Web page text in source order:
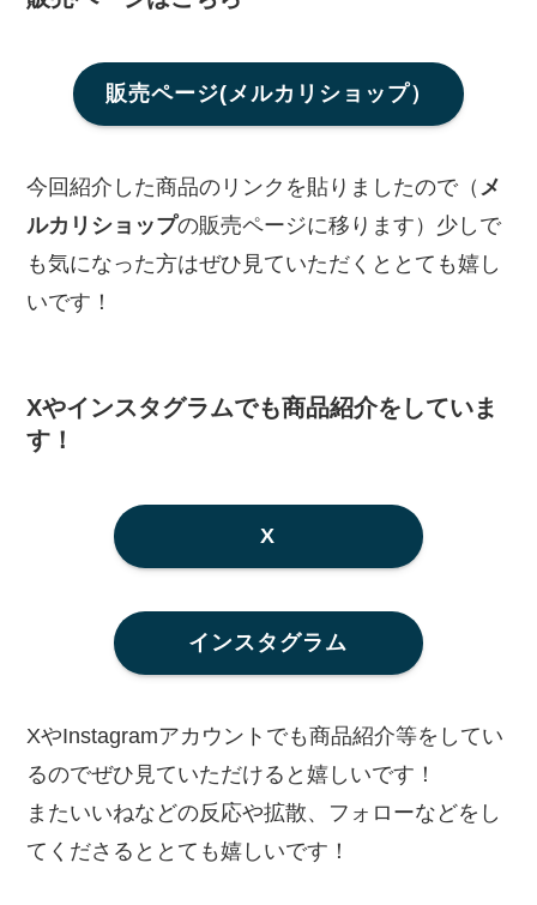
販売ページ(メルカリショップ）
今回紹介した商品のリンクを貼りましたので（ メ
ルカリショップの販売ページに移ります）少しで
も気になった方はぜひ見ていただくととても嬉し
いです！
Xやインスタグラムでも商品紹介をしていま
す！
X
インスタグラム
XやInstagramアカウントでも商品紹介等をしてい
るのでぜひ見ていただけると嬉しいです！
またいいねなどの反応や拡散、フォローなどをし
てくださるととても嬉しいです！